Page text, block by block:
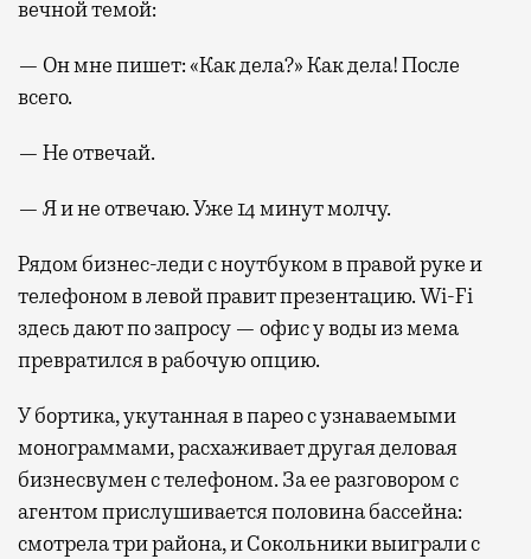
вечной темой:
— Он мне пишет: «Как дела?» Как дела! После
всего.
— Не отвечай.
— Я и не отвечаю. Уже 14 минут молчу.
Рядом бизнес-леди с ноутбуком в правой руке и
телефоном в левой правит презентацию. Wi-Fi
здесь дают по запросу — офис у воды из мема
превратился в рабочую опцию.
У бортика, укутанная в парео с узнаваемыми
монограммами, расхаживает другая деловая
бизнесвумен с телефоном. За ее разговором с
агентом прислушивается половина бассейна:
смотрела три района, и Сокольники выиграли с